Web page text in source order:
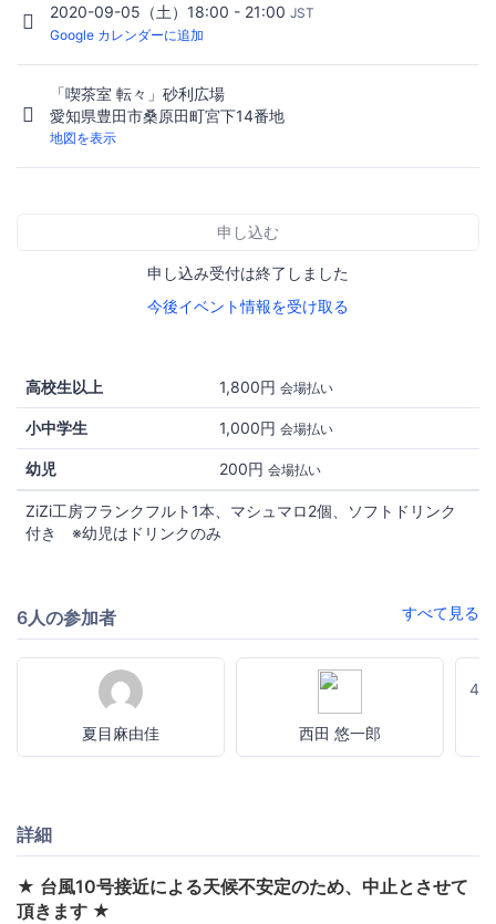
2020-09-05（土）18:00 - 21:00 JST
Google カレンダーに追加
「喫茶室 転々」砂利広場
愛知県豊田市桑原田町宮下14番地
地図を表示
申し込む
申し込み受付は終了しました
今後イベント情報を受け取る
高校生以上 1,800円 会場払い
小中学生 1,000円 会場払い
幼児 200円 会場払い
ZiZi工房フランクフルト1本、マシュマロ2個、ソフトドリンク
付き ※幼児はドリンクのみ
6人の参加者 すべて見る
夏目麻由佳 西田 悠一郎
4
詳細
★ 台風10号接近による天候不安定のため、中止とさせて
頂きます ★